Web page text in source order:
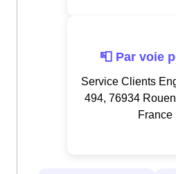
📮 Par voie
Service Clients
494, 76934
France